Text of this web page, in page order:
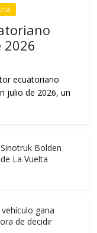
2026
ecuatoriano
julio de 2026, un
Bolden
La Vuelta
gana
de decidir